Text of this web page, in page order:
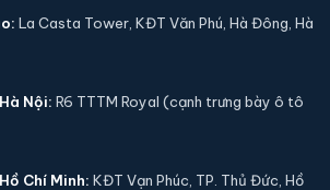
5D1-60S1 điện tử chính hãng
tử
La Casta Tower, KĐT Văn Phú, Hà Đông, Hà
Nội: R6 TTTM Royal (cạnh trưng bày ô tô
Chí Minh: KĐT Vạn Phúc, TP. Thủ Đức, Hồ